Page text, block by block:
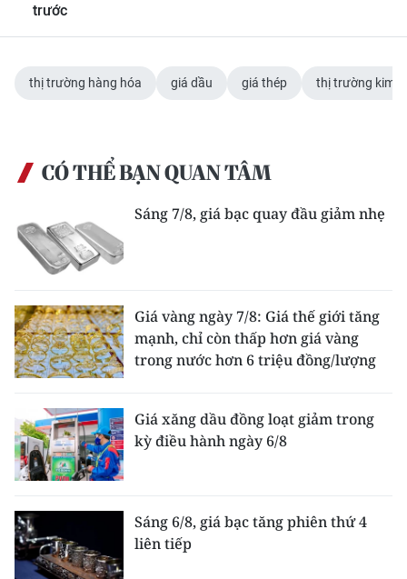
trước
thị trường hàng hóa giá dầu giá thép thị trường kim
CÓ THỂ BẠN QUAN TÂM
Sáng 7/8, giá bạc quay đầu giảm nhẹ
Giá vàng ngày 7/8: Giá thế giới tăng
mạnh, chỉ còn thấp hơn giá vàng
trong nước hơn 6 triệu đồng/lượng
Giá xăng dầu đồng loạt giảm trong
kỳ điều hành ngày 6/8
Sáng 6/8, giá bạc tăng phiên thứ 4
liên tiếp